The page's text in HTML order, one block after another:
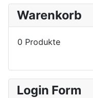
Warenkorb
0 Produkte
Login Form